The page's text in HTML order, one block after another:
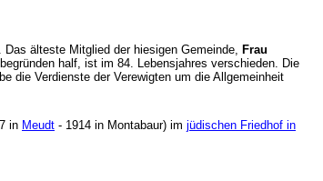
Das älteste Mitglied der hiesigen Gemeinde, Frau
half, ist im 84. Lebensjahres verschieden. Die
die Verdienste der Verewigten um die Allgemeinheit
in Meudt - 1914 in Montabaur) im jüdischen Friedhof in